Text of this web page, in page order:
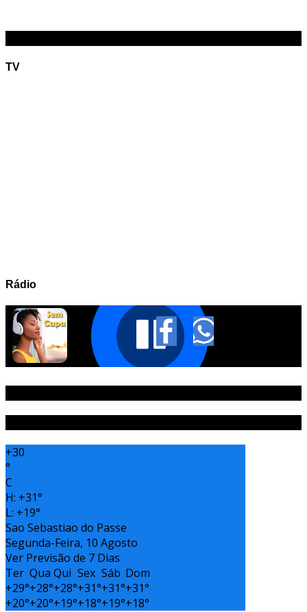
TV
Rádio
+30
°
C
H: +31°
L: +19°
Sao Sebastiao do Passe
Segunda-Feira, 10 Agosto
Ver Previsão de 7 Dias
Ter Qua Qui Sex Sáb Dom
+29°+28°+28°+31°+31°+31°
+20°+20°+19°+18°+19°+18°